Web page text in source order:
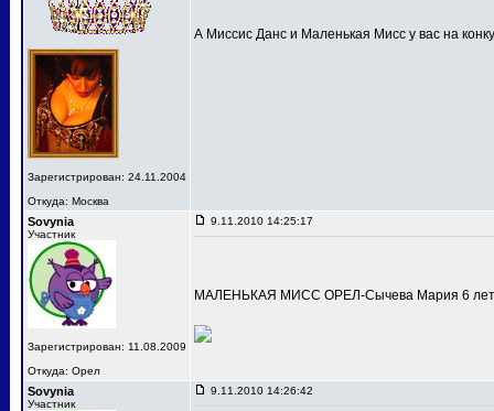
Зарегистрирован: 24.11.2004
Откуда: Москва
А Миссис Данс и Маленькая Мисс у вас на
Sovynia
Участник
Зарегистрирован: 11.08.2009
Откуда: Орел
9.11.2010 14:25:17
МАЛЕНЬКАЯ МИСС ОРЕЛ-Сычева Мария 6
Sovynia
Участник
9.11.2010 14:26:42